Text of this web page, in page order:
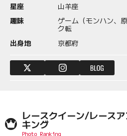
星座
山羊座
趣味
ゲーム（モンハン、
ク転
出身地
京都府
レースクイーン/レース
キング